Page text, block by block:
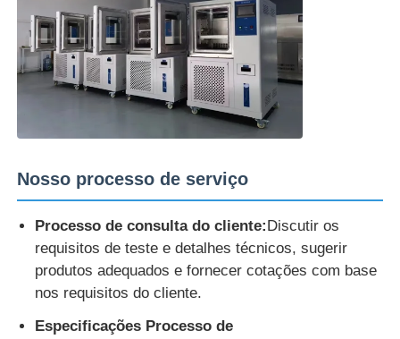
Nosso processo de serviço
Processo de consulta do cliente: Discutir os
requisitos de teste e detalhes técnicos, sugerir
produtos adequados e fornecer cotações com base
nos requisitos do cliente.
Especificações Processo de